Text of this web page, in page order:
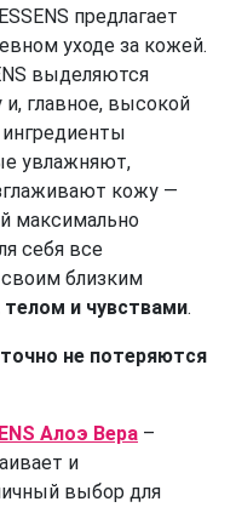
предлагает
уходе за кожей.
выделяются
и, главное, высокой
увлажняют,
кожу —
максимально
себя все
близким
и чувствами.
не потеряются
Алоэ Вера –
и
выбор для